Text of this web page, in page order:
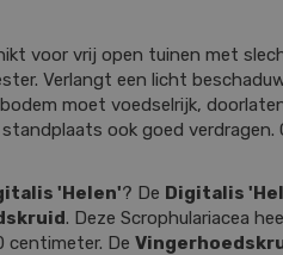
voor vrij open tuinen met
Verlangt een licht
moet voedselrijk,
ook goed verdragen.
'Helen'? De Digitalis
. Deze Scrophulariacea
centimeter. De